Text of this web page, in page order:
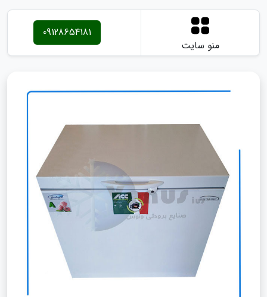
منو سایت
09128654181